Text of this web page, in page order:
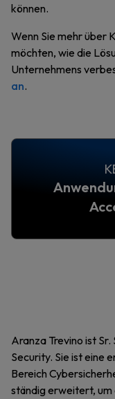
können.
Wenn Sie mehr über
möchten, wie die
Unternehmens
an.
Aranza Trevino ist
Security. Sie ist eine
Bereich
ständig erweitert, um